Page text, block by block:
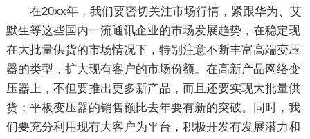
在20xx年，我们要密切关注市场行情，紧跟华为、艾
默生等这些国内一流通讯企业的市场发展趋势，在稳定现
在大批量供货的市场情况下，特别注意不断丰富高端变压
器的类型，扩大现有客户的市场份额。在高新产品网络变
压器上，不但要推出更多新产品，而且还要实现大批量供
货；平板变压器的销售额比去年要有新的突破。同时，我
们要充分利用现有大客户为平台，积极开发有发展潜力和